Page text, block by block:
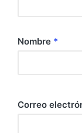
Nombre *
Correo